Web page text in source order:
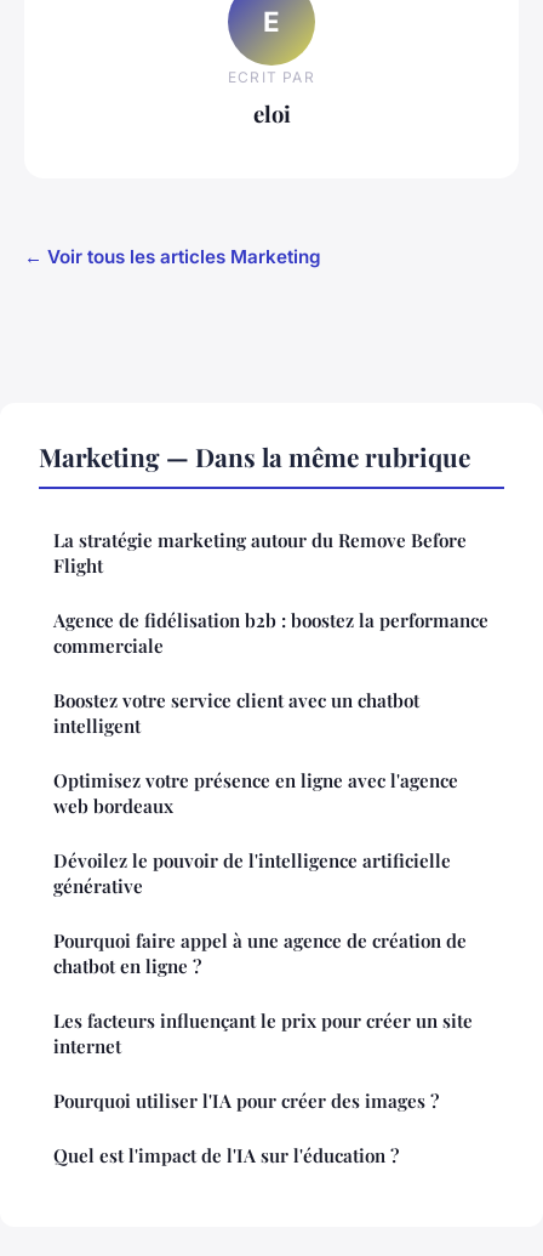
E
ECRIT PAR
eloi
← Voir tous les articles Marketing
Marketing — Dans la même rubrique
La stratégie marketing autour du Remove Before
Flight
Agence de fidélisation b2b : boostez la performance
commerciale
Boostez votre service client avec un chatbot
intelligent
Optimisez votre présence en ligne avec l'agence
web bordeaux
Dévoilez le pouvoir de l'intelligence artificielle
générative
Pourquoi faire appel à une agence de création de
chatbot en ligne ?
Les facteurs influençant le prix pour créer un site
internet
Pourquoi utiliser l'IA pour créer des images ?
Quel est l'impact de l'IA sur l'éducation ?